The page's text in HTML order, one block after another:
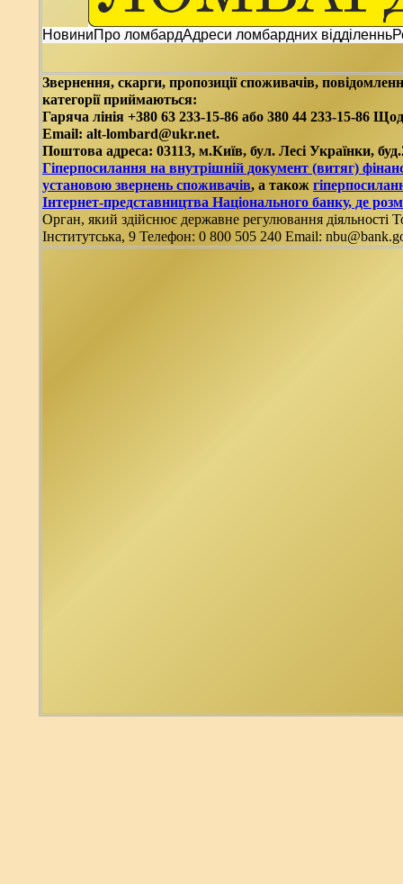
НовиниПро ломбардАдреси ломбардних відділеннь
Звернення, скарги, пропозиції споживачів,
категорії приймаються:
Гаряча лінія +380 63 233-15-86 або 380 44 233-15-86
Email: alt-lombard@ukr.net.
Поштова адреса: 03113, м.Київ, бул. Лесі Українки,
Гіперпосилання на внутрішній документ (витяг)
установою звернень споживачів, а також
Інтернет-представництва Національного банку, де
Орган, який здійснює державне регулювання діяльності
Інститутська, 9 Телефон: 0 800 505 240 Email: